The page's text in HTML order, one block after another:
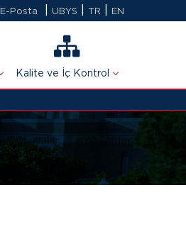
E-Posta UBYS TR EN
Kalite ve İç Kontrol